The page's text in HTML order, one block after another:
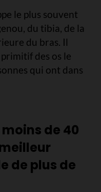
le plus souvent
du tibia, de la
du bras. Il
des os le
qui ont dans
de 40
de plus de